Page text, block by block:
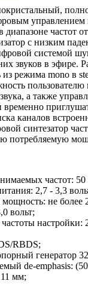
диапазоне частот
с низким
системой
звуков в эфире.
режима mono в
пользователю
а также
каналов
синтезатор
потребляемую
частот:
2,7 - 3,3
мощность: не
вольт;
частоты
RBDS;
генератор
de-emphasis:
мм;